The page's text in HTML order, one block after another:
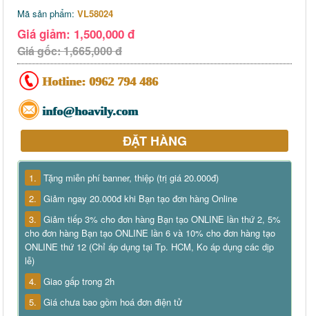
Mã sản phẩm: VL58024
Giá giảm: 1,500,000 đ
Giá gốc: 1,665,000 đ
Hotline: 0962 794 486
info@hoavily.com
ĐẶT HÀNG
1. Tặng miễn phí banner, thiệp (trị giá 20.000đ)
2. Giảm ngay 20.000đ khi Bạn tạo đơn hàng Online
3. Giảm tiếp 3% cho đơn hàng Bạn tạo ONLINE lần thứ 2, 5%
cho đơn hàng Bạn tạo ONLINE lần 6 và 10% cho đơn hàng tạo
ONLINE thứ 12 (Chỉ áp dụng tại Tp. HCM, Ko áp dụng các dịp
lễ)
4. Giao gấp trong 2h
5. Giá chưa bao gồm hoá đơn điện tử